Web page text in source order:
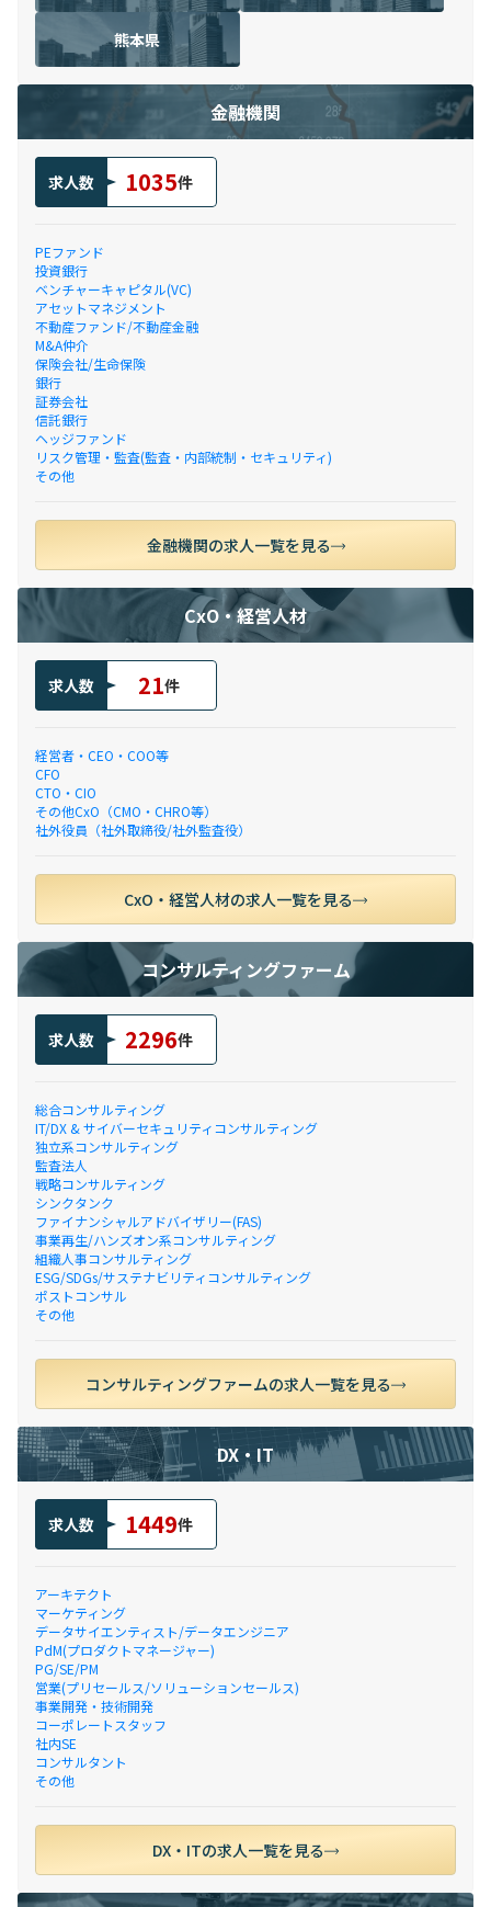
熊本県
金融機関
求人数 1035件
PEファンド
投資銀行
ベンチャーキャピタル(VC)
アセットマネジメント
不動産ファンド/不動産金融
M&A仲介
保険会社/生命保険
銀行
証券会社
信託銀行
ヘッジファンド
リスク管理・監査(監査・内部統制・セキュリティ)
その他
金融機関の求人一覧を見る
CxO・経営人材
求人数 21件
経営者・CEO・COO等
CFO
CTO・CIO
その他CxO（CMO・CHRO等）
社外役員（社外取締役/社外監査役）
CxO・経営人材の求人一覧を見る
コンサルティングファーム
求人数 2296件
総合コンサルティング
IT/DX & サイバーセキュリティコンサルティング
独立系コンサルティング
監査法人
戦略コンサルティング
シンクタンク
ファイナンシャルアドバイザリー(FAS)
事業再生/ハンズオン系コンサルティング
組織人事コンサルティング
ESG/SDGs/サステナビリティコンサルティング
ポストコンサル
その他
コンサルティングファームの求人一覧を見る
DX・IT
求人数 1449件
アーキテクト
マーケティング
データサイエンティスト/データエンジニア
PdM(プロダクトマネージャー)
PG/SE/PM
営業(プリセールス/ソリューションセールス)
事業開発・技術開発
コーポレートスタッフ
社内SE
コンサルタント
その他
DX・ITの求人一覧を見る